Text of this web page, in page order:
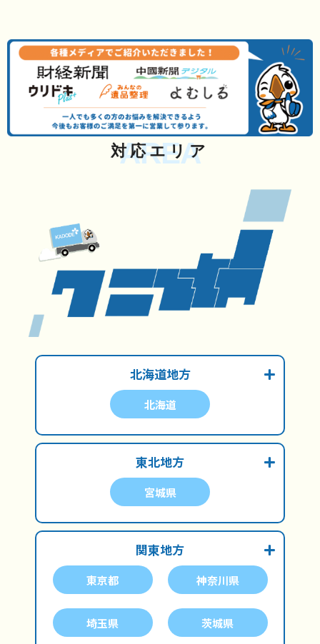
AREA
対応エリア
関東地方
東京都 神奈川県
埼玉県 茨城県
東北地方
宮城県
北海道地方
北海道